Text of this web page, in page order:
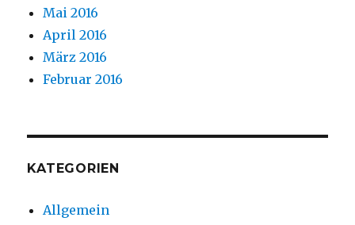
Mai 2016
April 2016
März 2016
Februar 2016
KATEGORIEN
Allgemein